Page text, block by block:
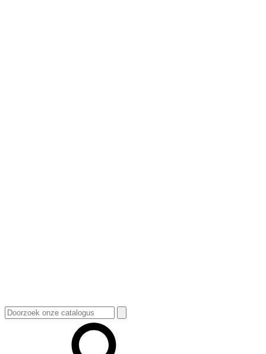
Zoeken
naar: